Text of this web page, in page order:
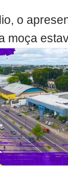
o
moça